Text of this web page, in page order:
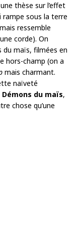
thèse sur l’effet
sous la terre
ressemble
corde). On
du maïs, filmées en
hors-champ (on a
mais charmant.
naïveté
Démons du maïs,
chose qu’une